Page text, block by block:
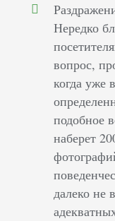
Нередко
вопрос,
когда уже
подобное
наберет
далеко не